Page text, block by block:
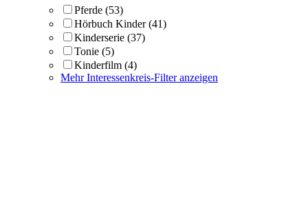
Pferde (53)
Hörbuch Kinder (41)
Kinderserie (37)
Tonie (5)
Kinderfilm (4)
Mehr Interessenkreis-Filter anzeigen